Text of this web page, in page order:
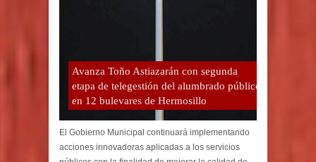
Avanza Toño Astiazarán con segunda
etapa de telegestión del alumbrado público
en 12 bulevares de Hermosillo
El Gobierno Municipal continuará implementando
acciones innovadoras aplicadas a los servicios